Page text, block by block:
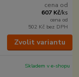
cena od
607 Kč/ks
cena od
502 Kč bez DPH
Zvolit variantu
Skladem v e-shopu